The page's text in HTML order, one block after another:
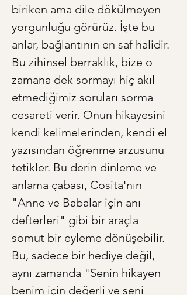
biriken ama dile dökülmeyen
yorgunluğu görürüz. İşte bu
anlar, bağlantının en saf halidir.
Bu zihinsel berraklık, bize o
zamana dek sormayı hiç akıl
etmediğimiz soruları sorma
cesareti verir. Onun hikayesini
kendi kelimelerinden, kendi el
yazısından öğrenme arzusunu
tetikler. Bu derin dinleme ve
anlama çabası, Cosita'nın
"Anne ve Babalar için anı
defterleri" gibi bir araçla
somut bir eyleme dönüşebilir.
Bu, sadece bir hediye değil,
aynı zamanda "Senin hikayen
benim için değerli ve seni